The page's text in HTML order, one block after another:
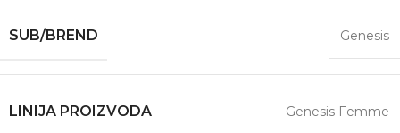
SUB/BREND Genesis
LINIJA PROIZVODA Genesis Femme